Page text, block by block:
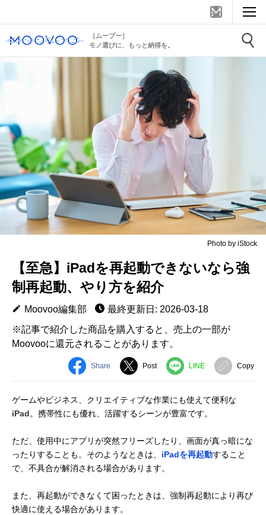
［ムーブー］
モノ選びに、もっと納得を。
Photo by iStock
【至急】iPadを再起動できないなら強
制再起動、やり方を紹介
Moovoo編集部
最終更新日: 2026-03-18
※記事で紹介した商品を購入すると、売上の一部が
Moovooに還元されることがあります。
Share Post LINE Copy
ゲームやビジネス、クリエイティブな作業にも使えて便利な
iPad。携帯性にも優れ、活躍するシーンが豊富です。
ただ、使用中にアプリが突然フリーズしたり、画面が真っ暗にな
ったりすることも。そのようなときは、 iPadを再起動すること
で、不具合が解消される場合があります。
また、再起動ができなくて困ったときは、強制再起動により再び
快適に使える場合があります。